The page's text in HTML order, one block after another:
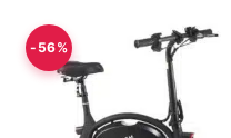
-56%